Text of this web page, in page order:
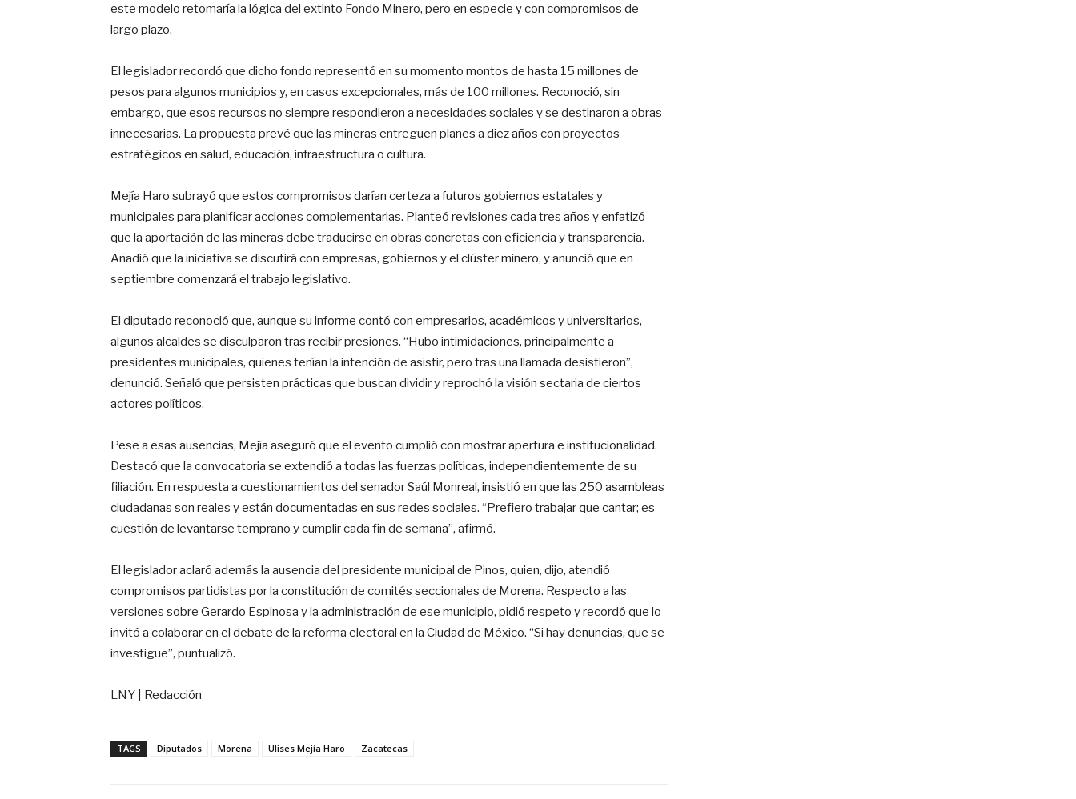
este modelo retomaría la lógica del extinto Fondo Minero, pero en especie y con compromisos de
largo plazo.
El legislador recordó que dicho fondo representó en su momento montos de hasta 15 millones de
pesos para algunos municipios y, en casos excepcionales, más de 100 millones. Reconoció, sin
embargo, que esos recursos no siempre respondieron a necesidades sociales y se destinaron a obras
innecesarias. La propuesta prevé que las mineras entreguen planes a diez años con proyectos
estratégicos en salud, educación, infraestructura o cultura.
Mejía Haro subrayó que estos compromisos darían certeza a futuros gobiernos estatales y
municipales para planificar acciones complementarias. Planteó revisiones cada tres años y enfatizó
que la aportación de las mineras debe traducirse en obras concretas con eficiencia y transparencia.
Añadió que la iniciativa se discutirá con empresas, gobiernos y el clúster minero, y anunció que en
septiembre comenzará el trabajo legislativo.
El diputado reconoció que, aunque su informe contó con empresarios, académicos y universitarios,
algunos alcaldes se disculparon tras recibir presiones. “Hubo intimidaciones, principalmente a
presidentes municipales, quienes tenían la intención de asistir, pero tras una llamada desistieron”,
denunció. Señaló que persisten prácticas que buscan dividir y reprochó la visión sectaria de ciertos
actores políticos.
Pese a esas ausencias, Mejía aseguró que el evento cumplió con mostrar apertura e institucionalidad.
Destacó que la convocatoria se extendió a todas las fuerzas políticas, independientemente de su
filiación. En respuesta a cuestionamientos del senador Saúl Monreal, insistió en que las 250 asambleas
ciudadanas son reales y están documentadas en sus redes sociales. “Prefiero trabajar que cantar; es
cuestión de levantarse temprano y cumplir cada fin de semana”, afirmó.
El legislador aclaró además la ausencia del presidente municipal de Pinos, quien, dijo, atendió
compromisos partidistas por la constitución de comités seccionales de Morena. Respecto a las
versiones sobre Gerardo Espinosa y la administración de ese municipio, pidió respeto y recordó que lo
invitó a colaborar en el debate de la reforma electoral en la Ciudad de México. “Si hay denuncias, que se
investigue”, puntualizó.
LNY | Redacción
TAGS Diputados Morena Ulises Mejía Haro Zacatecas